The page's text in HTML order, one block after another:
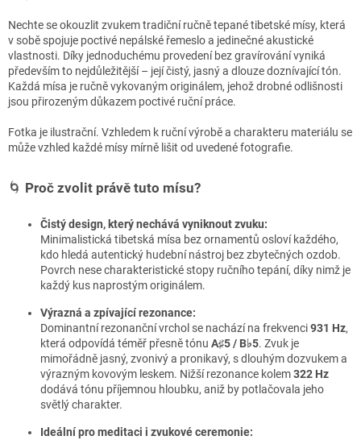
Nechte se okouzlit zvukem tradiční ručně tepané tibetské mísy, která
v sobě spojuje poctivé nepálské řemeslo a jedinečné akustické
vlastnosti. Díky jednoduchému provedení bez gravírování vyniká
především to nejdůležitější – její čistý, jasný a dlouze doznívající tón.
Každá mísa je ručně vykovaným originálem, jehož drobné odlišnosti
jsou přirozeným důkazem poctivé ruční práce.
Fotka je ilustrační. Vzhledem k ruční výrobě a charakteru materiálu se
může vzhled každé mísy mírně lišit od uvedené fotografie.
🌀 Proč zvolit právě tuto mísu?
Čistý design, který nechává vyniknout zvuku:
Minimalistická tibetská mísa bez ornamentů osloví každého,
kdo hledá autentický hudební nástroj bez zbytečných ozdob.
Povrch nese charakteristické stopy ručního tepání, díky nimž je
každý kus naprostým originálem.
Výrazná a zpívající rezonance:
Dominantní rezonanční vrchol se nachází na frekvenci931 Hz,
která odpovídá téměř přesně tónu A♯5 / B♭5. Zvuk je
mimořádně jasný, zvonivý a pronikavý, s dlouhým dozvukem a
výrazným kovovým leskem. Nižší rezonance kolem322 Hz
dodává tónu příjemnou hloubku, aniž by potlačovala jeho
světlý charakter.
Ideální pro meditaci i zvukové ceremonie: